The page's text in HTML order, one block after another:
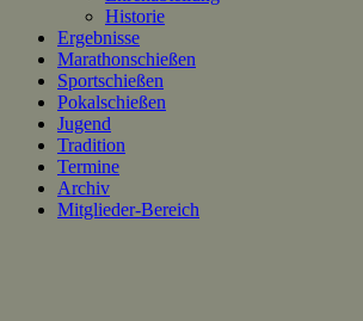
Historie
Ergebnisse
Marathonschießen
Sportschießen
Pokalschießen
Jugend
Tradition
Termine
Archiv
Mitglieder-Bereich